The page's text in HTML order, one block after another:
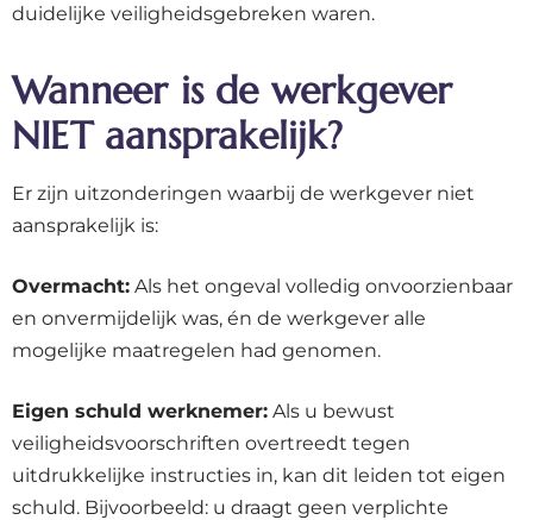
duidelijke veiligheidsgebreken waren.
Wanneer is de werkgever
NIET aansprakelijk?
Er zijn uitzonderingen waarbij de werkgever niet
aansprakelijk is:
Overmacht: Als het ongeval volledig onvoorzienbaar
en onvermijdelijk was, én de werkgever alle
mogelijke maatregelen had genomen.
Eigen schuld werknemer: Als u bewust
veiligheidsvoorschriften overtreedt tegen
uitdrukkelijke instructies in, kan dit leiden tot eigen
schuld. Bijvoorbeeld: u draagt geen verplichte